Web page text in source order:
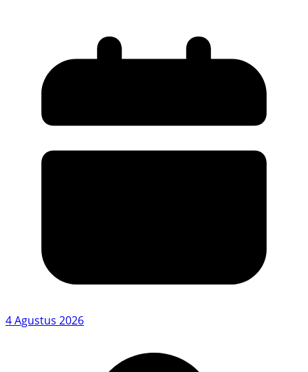
4 Agustus 2026